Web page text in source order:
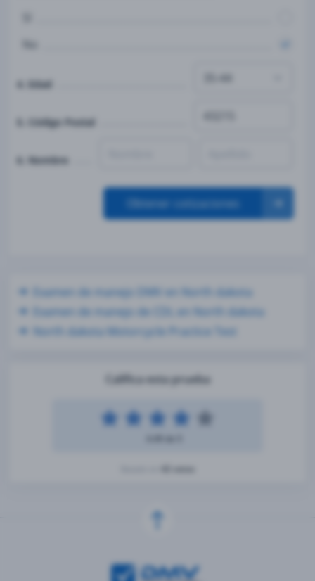
4. Edad
5. Código Postal
6. Nombre
Obtener cotizaciones
Califica esta prueba
Examen de manejo DMV en North dakota
Examen de manejo de CDL en North dakota
North dakota Motorcycle Practice Test